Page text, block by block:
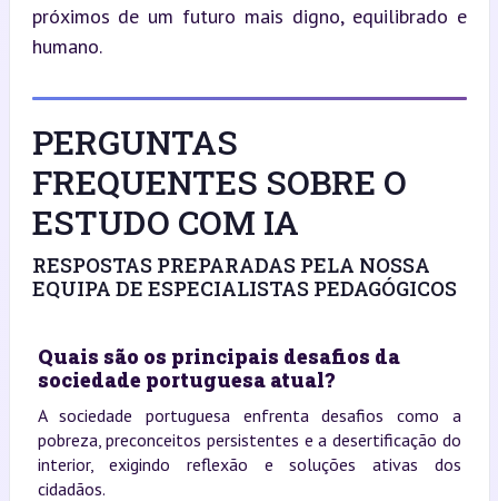
próximos de um futuro mais digno, equilibrado e
humano.
PERGUNTAS
FREQUENTES SOBRE O
ESTUDO COM IA
RESPOSTAS PREPARADAS PELA NOSSA
EQUIPA DE ESPECIALISTAS PEDAGÓGICOS
Quais são os principais desafios da
sociedade portuguesa atual?
A sociedade portuguesa enfrenta desafios como a
pobreza, preconceitos persistentes e a desertificação do
interior, exigindo reflexão e soluções ativas dos
cidadãos.